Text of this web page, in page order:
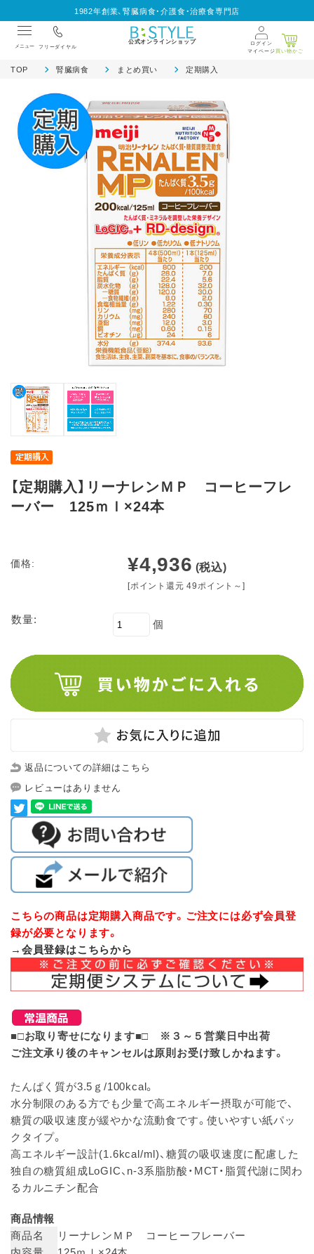
1982年創業、腎臓病食・介護食・治療食専門店
メニュー フリーダイヤル
公式オンラインショップ
ログイン
マイページ買い物かご
TOP 腎臓病食 まとめ買い 定期購入
【定期購入】リーナレンＭＰ コーヒーフレ
ーバー 125ｍｌ×24本
価格: ¥4,936 (税込)
[ポイント還元 49ポイント～]
数量: 個
返品についての詳細はこちら
レビューはありません
こちらの商品は定期購入商品です。ご注文には必ず会員登
録が必要となります。
→会員登録はこちらから
■□お取り寄せになります■□ ※３～５営業日中出荷
ご注文承り後のキャンセルは原則お受け致しかねます。
たんぱく質が3.5ｇ/100kcal。
水分制限のある方でも少量で高エネルギー摂取が可能で、
糖質の吸収速度が緩やかな流動食です。使いやすい紙パッ
クタイプ。
高エネルギー設計(1.6kcal/ml)、糖質の吸収速度に配慮した
独自の糖質組成LoGIC、n-3系脂肪酸・MCT・脂質代謝に関わ
るカルニチン配合
商品情報
商品名
リーナレンＭＰ コーヒーフレーバー